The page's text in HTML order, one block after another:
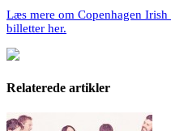
Læs mere om Copenhagen
billetter her.
Relaterede artikler